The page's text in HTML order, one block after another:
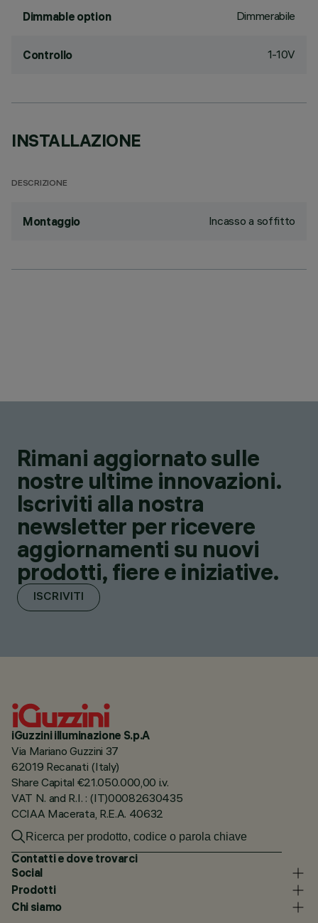
Dimmable option Dimmerabile
Controllo 1-10V
INSTALLAZIONE
DESCRIZIONE
Montaggio Incasso a soffitto
Rimani aggiornato sulle
nostre ultime innovazioni.
Iscriviti alla nostra
newsletter per ricevere
aggiornamenti su nuovi
prodotti, fiere e iniziative.
ISCRIVITI
iGuzzini illuminazione S.p.A
Via Mariano Guzzini 37
62019 Recanati (Italy)
Share Capital €21.050.000,00 i.v.
VAT N. and R.I. : (IT)00082630435
CCIAA Macerata, R.E.A. 40632
Contatti e dove trovarci
Social
Prodotti
Chi siamo